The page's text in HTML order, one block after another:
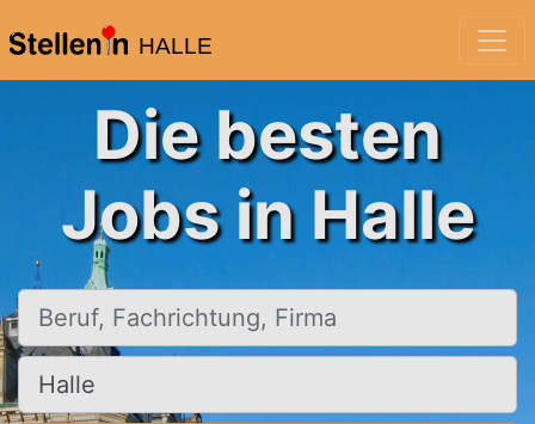
HALLE
Die besten
Jobs in Halle
Beruf, Fachrichtung, Firma
Ort, Stadt